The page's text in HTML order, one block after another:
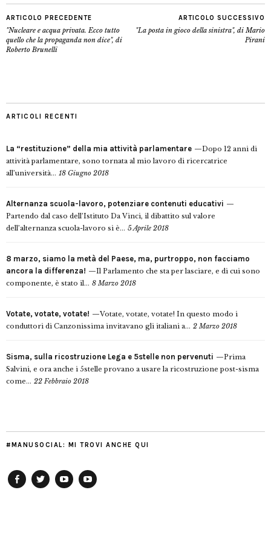
ARTICOLO PRECEDENTE
"Nucleare e acqua privata. Ecco tutto
quello che la propaganda non dice", di
Roberto Brunelli
ARTICOLO SUCCESSIVO
"La posta in gioco della sinistra", di Mario
Pirani
ARTICOLI RECENTI
La “restituzione” della mia attività parlamentare
Dopo 12 anni di
attività parlamentare, sono tornata al mio lavoro di ricercatrice
all’università... 18 Giugno 2018
Alternanza scuola-lavoro, potenziare contenuti educativi
Partendo dal caso dell’Istituto Da Vinci, il dibattito sul valore
dell’alternanza scuola-lavoro si è... 5 Aprile 2018
8 marzo, siamo la metà del Paese, ma, purtroppo, non facciamo
ancora la differenza!
Il Parlamento che sta per lasciare, e di cui sono
componente, è stato il... 8 Marzo 2018
Votate, votate, votate!
Votate, votate, votate! In questo modo i
conduttori di Canzonissima invitavano gli italiani a... 2 Marzo 2018
Sisma, sulla ricostruzione Lega e 5stelle non pervenuti
Prima
Salvini, e ora anche i 5stelle provano a usare la ricostruzione post-sisma
come... 22 Febbraio 2018
#MANUSOCIAL: MI TROVI ANCHE QUI